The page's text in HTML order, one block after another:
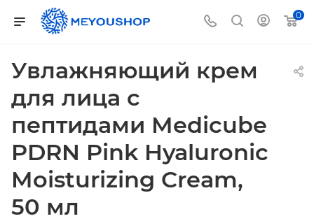
0
Увлажняющий крем
для лица с
пептидами Medicube
PDRN Pink Hyaluronic
Moisturizing Cream,
50 мл